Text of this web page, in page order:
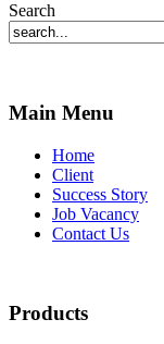
Search
Main Menu
Home
Client
Success Story
Job Vacancy
Contact Us
Products